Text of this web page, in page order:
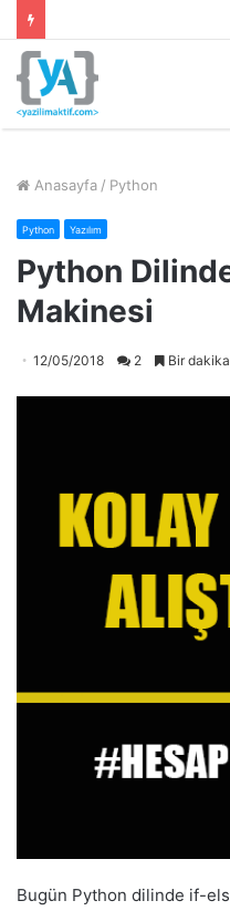
Anasayfa / Python
Python Yazılım
Python
Makinesi
12/05/2018 2 Bir
Bugün Python dilinde if-